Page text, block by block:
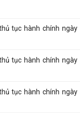
tục hành chính ngày
tục hành chính ngày
tục hành chính ngày